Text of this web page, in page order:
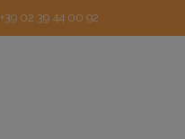
+39 02 39 44 00 92